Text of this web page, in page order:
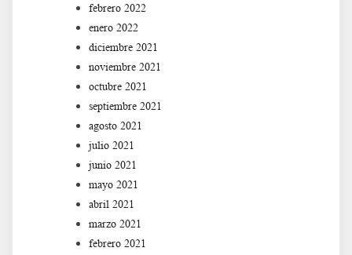
febrero 2022
enero 2022
diciembre 2021
noviembre 2021
octubre 2021
septiembre 2021
agosto 2021
julio 2021
junio 2021
mayo 2021
abril 2021
marzo 2021
febrero 2021